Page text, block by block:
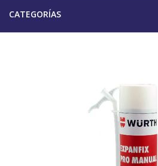
CATEGORÍAS